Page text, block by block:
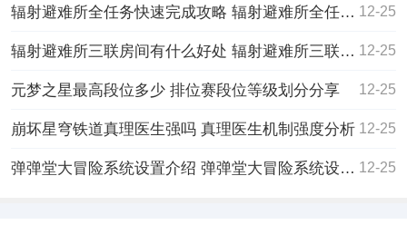
辐射避难所全任务快速完成攻略 辐射避难所全任务快速完成攻略一览 12-25
辐射避难所三联房间有什么好处 辐射避难所三联房间的好处一览 12-25
元梦之星最高段位多少 排位赛段位等级划分分享 12-25
崩坏星穹铁道真理医生强吗 真理医生机制强度分析 12-25
弹弹堂大冒险系统设置介绍 弹弹堂大冒险系统设置介绍一览 12-25